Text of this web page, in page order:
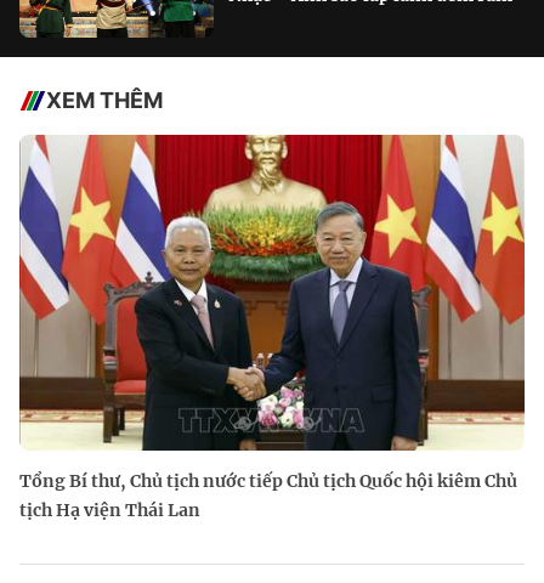
XEM THÊM
Tổng Bí thư, Chủ tịch nước tiếp Chủ tịch Quốc hội kiêm Chủ
tịch Hạ viện Thái Lan